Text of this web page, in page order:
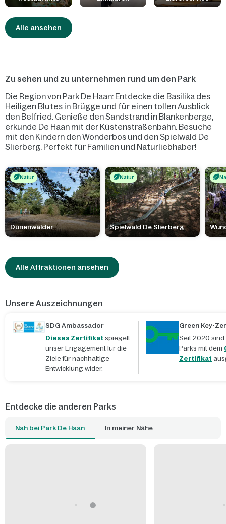
Kochlöffel schwingen? Sie finden alles im Supermarkt! Und im
Shop & Smile nehmen Sie unter anderem noch einen neuen
Badeanzug oder ein schönes Souvenir mit.
Alle ansehen
Zu sehen und zu unternehmen rund um den Park
Die Region von Park De Haan: Entdecke die Basilika des
Heiligen Blutes in Brügge und für einen tollen Ausblick
den Belfried. Genieße den Sandstrand in Blankenberge,
erkunde De Haan mit der Küstenstraßenbahn. Besuche
mit den Kindern den Wonderbos und den Spielwald De
Slierberg. Perfekt für Familien und Naturliebhaber!
Natur
Dünenwälder
Natur
Spielwald De Slierberg
Alle Attraktionen ansehen
Unsere Auszeichnungen
SDG Ambassador
Dieses Zertifikat spiegelt
unser Engagement für die
Ziele für nachhaltige
Entwicklung wider.
Green Key-
Seit 2020
Parks mit dem
Zertifikat
Entdecke die anderen Parks
Nah bei Park De Haan In meiner Nähe